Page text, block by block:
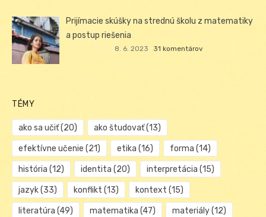
Prijímacie skúšky na strednú školu z matematiky
a postup riešenia
8. 6. 2023 31 komentárov
TÉMY
ako sa učiť(20) ako študovať(13)
efektívne učenie (21) etika (16) forma (14)
história (12) identita (20) interpretácia (15)
jazyk(33) konflikt (13) kontext (15)
literatúra (49) matematika (47) materiály(12)